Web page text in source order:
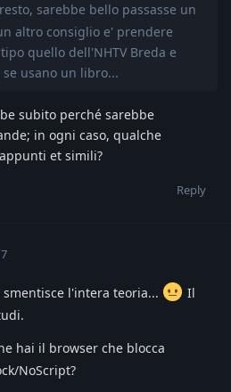
sarebbe bello passasse un
altro consiglio e' prendere
quello dell'NHTV Breda e
usano un libro...
subito perché sarebbe
in ogni caso, qualche
et simili?
Reply
smentisce l'intera teoria...
Il
hai il browser che blocca
NoScript?